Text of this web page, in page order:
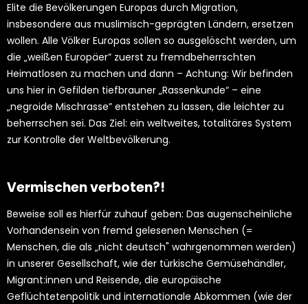
Elite die Bevölkerungen Europas durch Migration,
insbesondere aus muslimisch-geprägten Ländern, ersetzen
wollen. Alle Völker Europas sollen so ausgelöscht werden, um
die „weißen Europäer” zuerst zu fremdbeherrschten
Heimatlosen zu machen und dann – Achtung: Wir befinden
uns hier in Gefilden tiefbrauner „Rassenkunde“ – eine
„negroide Mischrasse” entstehen zu lassen, die leichter zu
beherrschen sei. Das Ziel: ein weltweites, totalitäres System
zur Kontrolle der Weltbevölkerung.
Vermischen verboten?!
Beweise soll es hierfür zuhauf geben: Das augenscheinliche
Vorhandensein von fremd gelesenen Menschen (=
Menschen, die als „nicht deutsch" wahrgenommen werden)
in unserer Gesellschaft, wie der türkische Gemüsehändler,
Migrant:innen und Reisende, die europäische
Geflüchtetenpolitik und internationale Abkommen (wie der